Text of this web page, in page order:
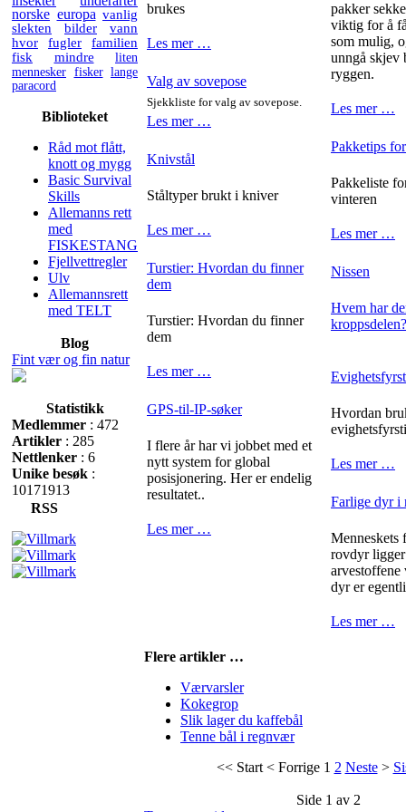
norske europa vanlig
slekten
bilder
vann
hvor
fugler
familien
fisk
mindre
liten
mennesker fisker lange
paracord
Biblioteket
Råd mot flått,
knott og mygg
Basic Survival
Skills
Allemanns rett
med
FISKESTANG
Fjellvettregler
Ulv
Allemannsrett
med TELT
Blog
Fint vær og fin natur
Statistikk
Medlemmer : 472
Artikler : 285
Nettlenker : 6
Unike besøk :
10171913
RSS
brukes
Les mer …
Valg av sovepose
Sjekkliste for valg av sovepose.
Les mer …
Knivstål
Ståltyper brukt i kniver
Les mer …
Turstier: Hvordan du finner
dem
Turstier: Hvordan du finner
dem
Les mer …
GPS-til-IP-søker
I flere år har vi jobbet med et
nytt system for global
posisjonering. Her er endelig
resultatet..
Les mer …
pakker
viktig for å
som mulig,
unngå skjev
ryggen.
Les mer …
Pakketips
Pakkeliste
vinteren
Les mer …
Nissen
Hvem har
kroppsdelen?
Hvordan
Les mer …
Farlige dyr i
Menneskets
rovdyr
arvestoffene
dyr er
Les mer …
Flere artikler …
Værvarsler
Kokegrop
Slik lager du kaffebål
Tenne bål i regnvær
<< Start< Forrige 1 2 Neste>
Side 1 av 2